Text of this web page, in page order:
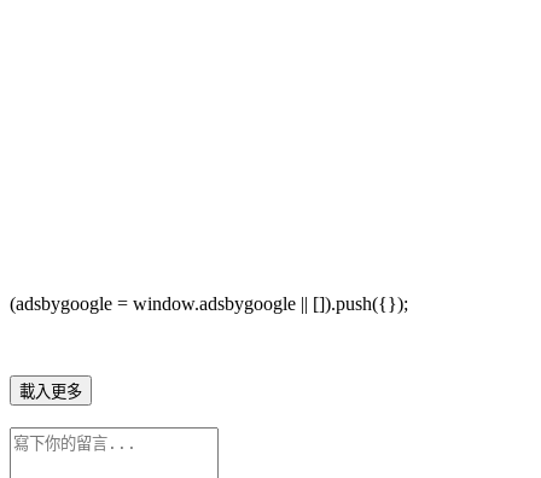
(adsbygoogle = window.adsbygoogle || []).push({});
載入更多